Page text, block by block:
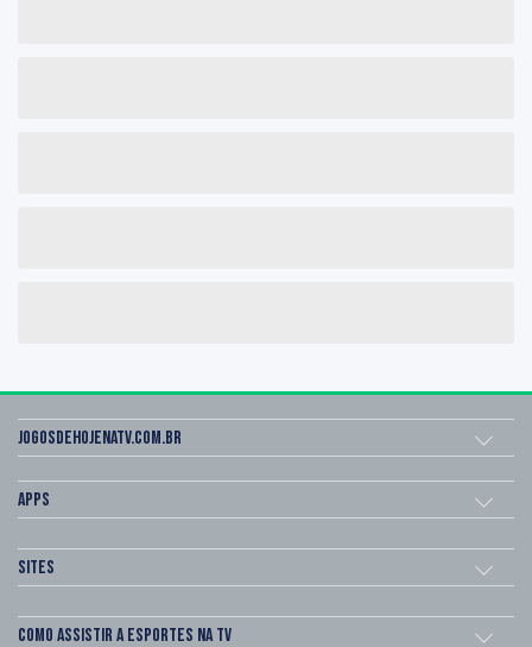
Jogosdehojenatv.com.br
Apps
Sites
Como assistir a esportes na TV